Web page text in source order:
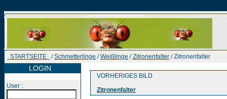
STARTSEITE /Schmetterlinge /Weißlinge /Zitronenfalter / Zitronenfalter
LOGIN
User :
VORHERIGES BILD
Zitronenfalter